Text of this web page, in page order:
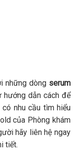
những dòng serum
hướng dẫn cách để
nhu cầu tìm hiểu
của Phòng khám
hãy liên hệ ngay
tiết.